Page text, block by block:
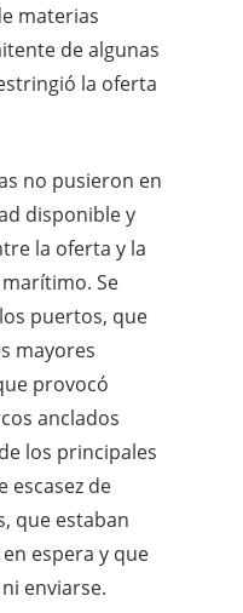
materias
de algunas
la oferta
no pusieron en
disponible y
la oferta y la
Se
puertos, que
mayores
provocó
anclados
los principales
escasez de
que estaban
espera y que
enviarse.